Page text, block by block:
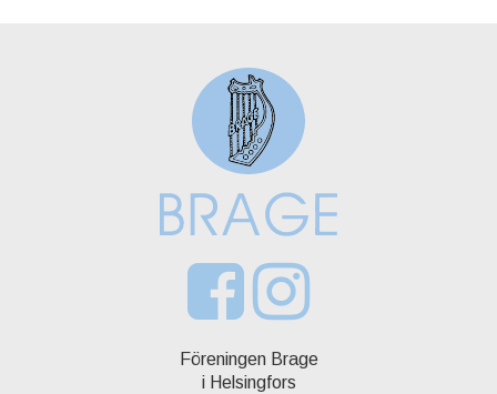
Föreningen Brage
i Helsingfors